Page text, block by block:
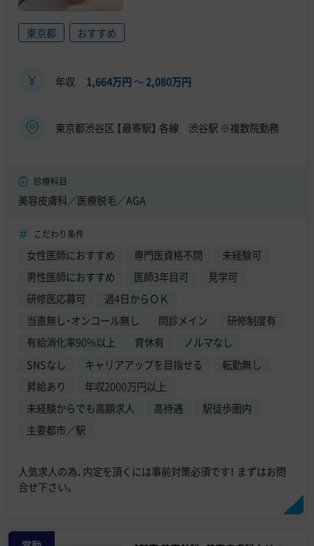
東京都 おすすめ
年収 1,664万円 〜2,080万円
東京都渋谷区 【最寄駅】 各線 渋谷駅 ※複数院勤務
診療科目
美容皮膚科／医療脱毛／AGA
こだわり条件
女性医師におすすめ 専門医資格不問
未経験可
男性医師におすすめ
医師3年目可
見学可
研修医応募可
週4日からＯＫ
当直無し・オンコール無し
問診メイン
研修制度有
有給消化率90%以上
育休有
ノルマなし
SNSなし
キャリアアップを目指せる
転勤無し
昇給あり
年収2000万円以上
未経験からでも高額求人
高待遇
駅徒歩圏内
主要都市／駅
人気求人の為、内定を頂くには事前対策必須です！ まずはお問
合せ下さい。